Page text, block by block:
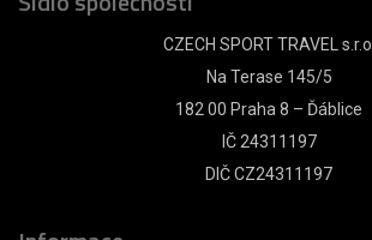
CZECH SPORT TRAVEL s.r.o.
Na Terase 145/5
182 00 Praha 8 – Ďáblice
IČ 24311197
DIČ CZ24311197